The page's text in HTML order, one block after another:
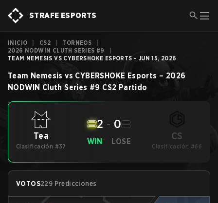
STRAFE ESPORTS
INICIO CS2 TORNEOS
2026 NODWIN CLUTH SERIES #9
TEAM NEMESIS VS CYBERSHOKE ESPORTS - JUN 15, 2026
Team Nemesis vs CYBERSHOKE Esports – 2026
NODWIN Cluth Series #9 CS2 Partido
Tea
Clasificación #37
WIN
2 - 0
LOSE CS
Clasificación #66
VOTOS229 Predicciones